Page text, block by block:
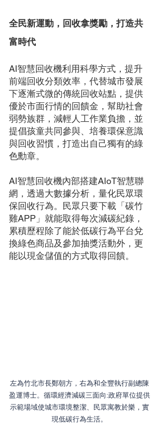
全民新運動，回收拿獎勵，打造共
富時代
AI智慧回收機利用科學方式，提升
前端回收分類效率，代替城市發展
下逐漸式微的傳統回收站點，提供
優於市面行情的回饋金，幫助社會
弱勢族群，減輕人工作業負擔，並
提倡孩童共同參與、培養環保意識
與回收習慣，打造出自己獨有的綠
色勳章。
AI智慧回收機內部搭建AIoT智慧聯
網，透過大數據分析，量化民眾環
保回收行為。民眾只要下載「碳竹
雞APP」就能取得每次減碳紀錄，
累積歷程除了能於低碳行為平台兌
換綠色商品及參加抽獎活動外，更
能以現金儲值的方式取得回饋。
左為竹北市長鄭朝方，右為和全豐執行副總陳
盈運博士。循環經濟減碳三面向:政府單位提供
示範場域使城市環境整潔、民眾寓教於樂，實
現低碳行為生活。